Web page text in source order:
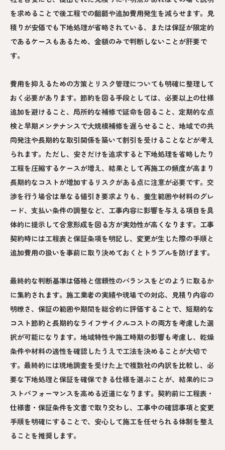
を求めることで後工程での齟齬や追加費用発生を減らせます。見
積りが安価でも下地処理が省略されている、または保証が限定的
であるケースもあるため、金額のみで判断しないことが肝要で
す。
費用を抑えるための方策とリスク管理についても明確に整理して
おく必要があります。節約を図る手段としては、必要以上の仕様
追加を避けること、局所的な補修で延命を図ること、定期的な点
検と早期メンテナンスで大規模補修を遅らせること、地域での共
同発注や長期的な取引関係を築いて割引を受けることなどが考え
られます。ただし、安さだけを追求すると下地処理を省略したり
工程を圧縮するケースが増え、結果として再施工の頻度が高まり
長期的なコストが増加するリスクがある点に注意が必要です。交
渉を行う場合は単なる値引き要求よりも、養生範囲や材料のグレ
ード、支払い条件の調整など、工事内容に影響を与える項目を具
体的に提示して合意形成を図る方が実効性が高くなります。工事
契約時には工程表と保証条項を明記し、変更が生じた際の手順と
追加費用の扱いを事前に取り決めておくとトラブルを防げます。
最終的な判断基準は価格と信頼性のバランスをどのように取るか
に集約されます。施工業者の実績や現場での対応、見積り内容の
明瞭さ、保証の範囲や期間を総合的に評価することで、短期的な
コスト節約と長期的なライフサイクルコストの両方を考慮した選
択が可能になります。地域特性や施工時期の影響も考慮し、乾燥
条件や材料の適性を確認したうえで工法を決めることが大切で
す。最終的には現地調査を受けた上で複数社の内訳を比較し、必
要な下地処理と保証を確保できる仕様を選ぶことが、結果的にコ
ストパフォーマンスを高める近道になります。契約前に工程表・
仕様書・保証条件を文書で取り交わし、工事中の確認事項と変更
手順を明確にすることで、安心して施工を任せられる体制を整え
ることを推奨します。